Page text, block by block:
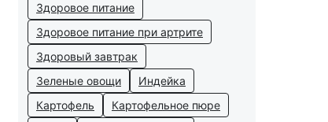
Здоровое питание
Здоровое питание при артрите
Здоровый завтрак
Зеленые овощи
Индейка
Картофель
Картофельное пюре